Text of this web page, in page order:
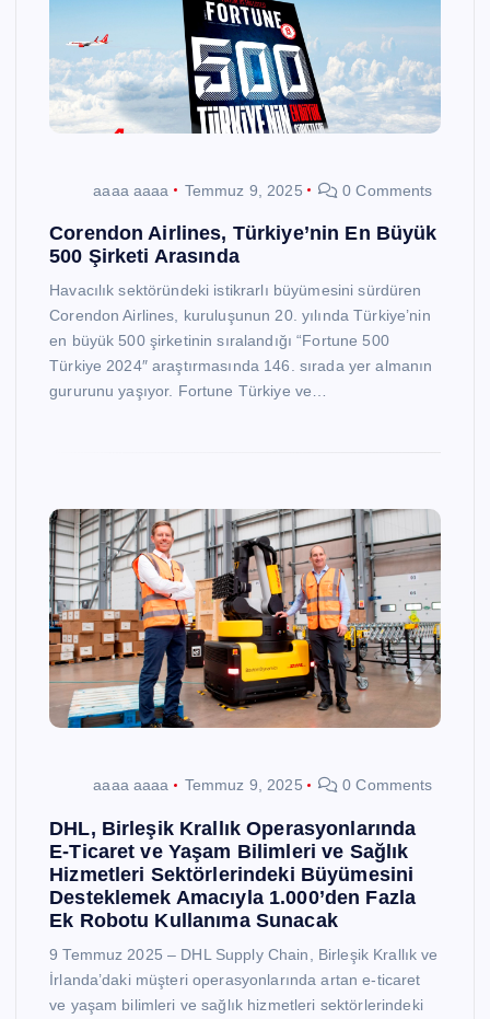
aaaa aaaa Temmuz 9, 2025 0 Comments
Corendon Airlines, Türkiye’nin En Büyük
500 Şirketi Arasında
Havacılık sektöründeki istikrarlı büyümesini sürdüren
Corendon Airlines, kuruluşunun 20. yılında Türkiye’nin
en büyük 500 şirketinin sıralandığı “Fortune 500
Türkiye 2024″ araştırmasında 146. sırada yer almanın
gururunu yaşıyor. Fortune Türkiye ve…
aaaa aaaa Temmuz 9, 2025 0 Comments
DHL, Birleşik Krallık Operasyonlarında
E-Ticaret ve Yaşam Bilimleri ve Sağlık
Hizmetleri Sektörlerindeki Büyümesini
Desteklemek Amacıyla 1.000’den Fazla
Ek Robotu Kullanıma Sunacak
9 Temmuz 2025 – DHL Supply Chain, Birleşik Krallık ve
İrlanda’daki müşteri operasyonlarında artan e-ticaret
ve yaşam bilimleri ve sağlık hizmetleri sektörlerindeki